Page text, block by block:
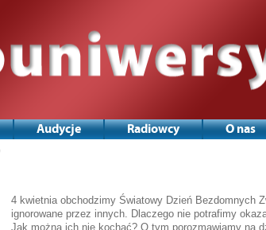
Audycje Radiowcy O nas
4 kwietnia obchodzimy Światowy Dzień Bezdomnych
ignorowane przez innych. Dlaczego nie potrafimy
Jak można ich nie kochać? O tym porozmawiamy na